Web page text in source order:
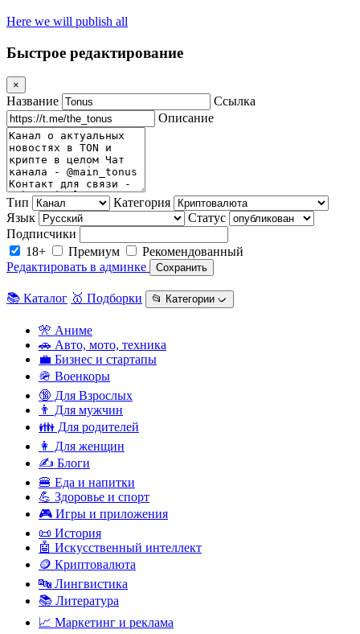
Here we will publish all
Быстрое редактирование
×
Название
Ссылка
Описание
Тип
Категория
Язык
Статус
Подписчики
18+
Премиум
Рекомендованный
Редактировать в админке
Сохранить
📚 Каталог 🥇 Подборки 📂 Категории ᨆ
🎌 Аниме
🚗 Авто, мото, техника
💼 Бизнес и стартапы
🪖 Военкоры
🔞 Для Взрослых
👨 Для мужчин
👪 Для родителей
👩 Для женщин
✍️ Блоги
🍔 Еда и напитки
💪 Здоровье и спорт
🎮 Игры и приложения
📜 История
🤖 Искусственный интеллект
🪙 Криптовалюта
🔤 Лингвистика
📚 Литература
📈 Маркетинг и реклама